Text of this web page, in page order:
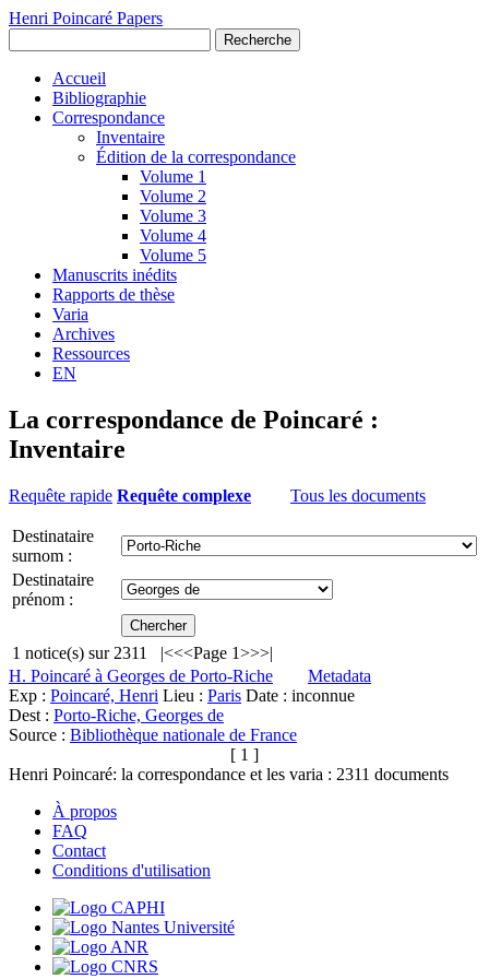
Henri Poincaré Papers
Recherche
Accueil
Bibliographie
Correspondance
Inventaire
Édition de la correspondance
Volume 1
Volume 2
Volume 3
Volume 4
Volume 5
Manuscrits inédits
Rapports de thèse
Varia
Archives
Ressources
EN
La correspondance de Poincaré :
Inventaire
Requête rapide Requête complexe Tous les documents
Destinataire
surnom :
Destinataire
prénom :
1 notice(s) sur 2311 |<<<Page 1>>>|
H. Poincaré à Georges de Porto-Riche
Metadata
Exp : Poincaré, Henri Lieu : Paris Date : inconnue
Dest : Porto-Riche, Georges de
Source : Bibliothèque nationale de France
[ 1 ]
Henri Poincaré: la correspondance et les varia : 2311 documents
À propos
FAQ
Contact
Conditions d'utilisation